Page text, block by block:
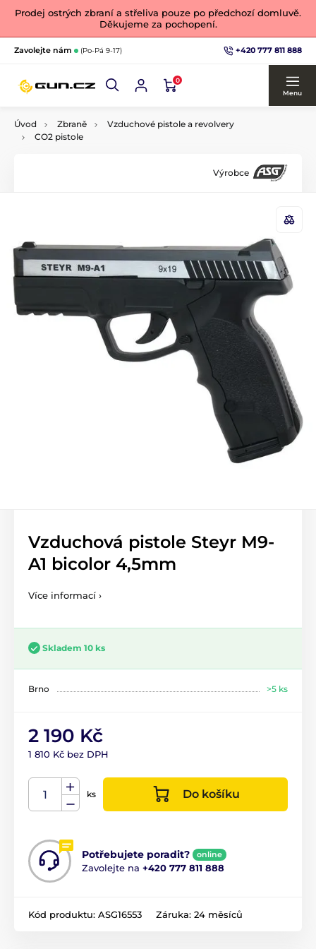
Prodej ostrých zbraní a střeliva pouze po předchozí domluvě.
Děkujeme za pochopení.
Zavolejte nám (Po-Pá 9-17) +420 777 811 888
0
Menu
Úvod Zbraně
Vzduchové pistole a revolvery
CO2 pistole
Výrobce
Vzduchová pistole Steyr M9-
A1 bicolor 4,5mm
Více informací ›
Skladem 10 ks
Brno >5 ks
2 190 Kč
1 810 Kč bez DPH
ks Do košíku
Potřebujete poradit? online
Zavolejte na +420 777 811 888
Kód produktu: ASG16553 Záruka: 24 měsíců